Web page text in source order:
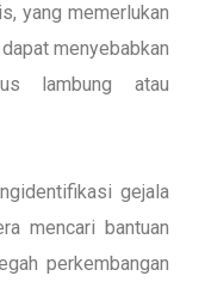
yang memerlukan
menyebabkan
lambung atau
gejala
mencari bantuan
perkembangan